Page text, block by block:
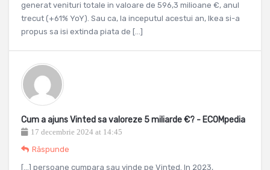
generat venituri totale in valoare de 596,3 milioane €, anul
trecut (+61% YoY). Sau ca, la inceputul acestui an, Ikea si-a
propus sa isi extinda piata de […]
Cum a ajuns Vinted sa valoreze 5 miliarde €? - ECOMpedia
17 decembrie 2024 at 14:45
Răspunde
[…] persoane cumpara sau vinde pe Vinted. In 2023,